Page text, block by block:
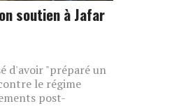
soutien à Jafar
d'avoir "préparé un
le régime
post-